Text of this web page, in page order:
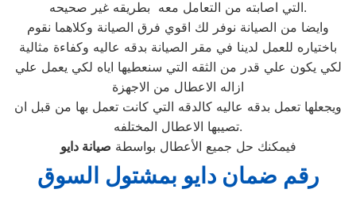
التي اصابته من التعامل معه بطريقه غير صحيحه.
وايضا من الصيانة نوفر لك اقوي فرق الصيانة وكلاهما نقوم
باختياره للعمل لدينا في مقر الصيانة بدقه عاليه وكفاءة مثالية
لكي يكون علي قدر من الثقه التي سنعطيها اياه لكي يعمل علي
ازاله الاعطال من الاجهزة
ويجعلها تعمل بدقه عاليه كالدقه التي كانت تعمل بها من قبل ان
تصيبها الاعطال المختلفه.
فيمكنك حل جميع الأعطال بواسطة صيانة دايو
رقم ضمان دايو بمشتول السوق